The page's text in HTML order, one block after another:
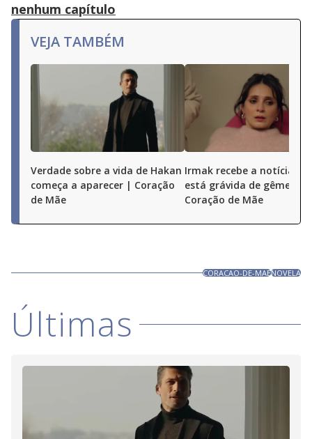
nenhum capítulo
VEJA TAMBÉM
Verdade sobre a vida de Hakan
começa a aparecer | Coração
de Mãe
Irmak recebe a notícia
está grávida de gêmeos |
Coração de Mãe
CORACAO-DE-MAENOVELA
Últimas